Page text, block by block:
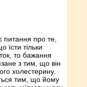
питання про те,
їсти тільки
то бажання
з тим, що він
холестерину.
тим, що йому